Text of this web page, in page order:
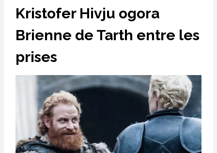
Kristofer Hivju ogora
Brienne de Tarth entre les
prises